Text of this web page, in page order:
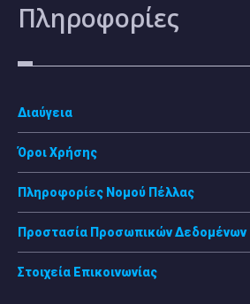
Πληροφορίες
Διαύγεια
Όροι Χρήσης
Πληροφορίες Νομού Πέλλας
Προστασία Προσωπικών Δεδομένων
Στοιχεία Επικοινωνίας